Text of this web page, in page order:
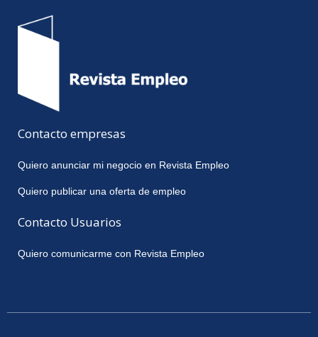
Contacto empresas
Quiero anunciar mi negocio en Revista Empleo
Quiero publicar una oferta de empleo
Contacto Usuarios
Quiero comunicarme con Revista Empleo